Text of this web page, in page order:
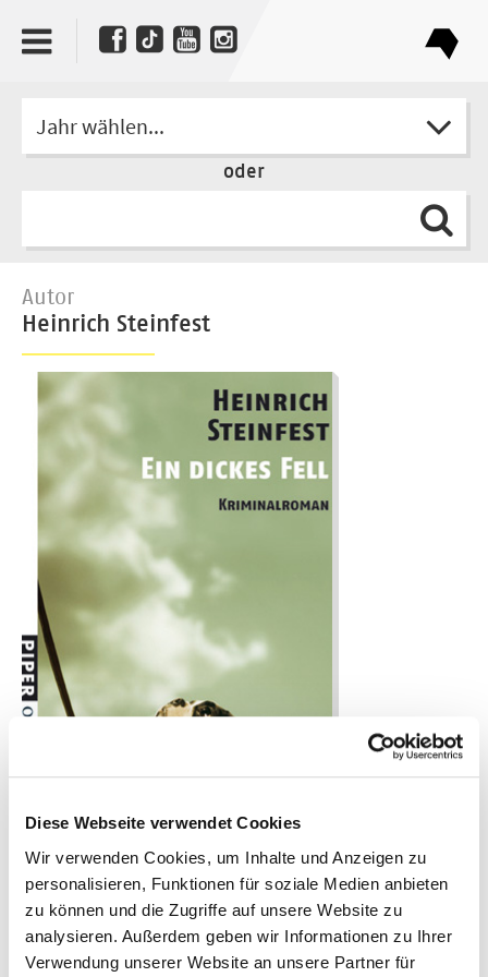
Diese Webseite verwendet Cookies
Wir verwenden Cookies, um Inhalte und Anzeigen zu
personalisieren, Funktionen für soziale Medien anbieten
zu können und die Zugriffe auf unsere Website zu
analysieren. Außerdem geben wir Informationen zu Ihrer
Verwendung unserer Website an unsere Partner für
Jahr wählen...
oder
Autor
Heinrich Steinfest
Longlist 2006
Ein dickes Fell